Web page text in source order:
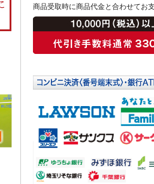
商品受取時に商品代金と合わせてお